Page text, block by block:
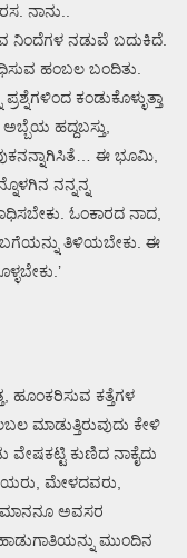
ನಾನು..
ನಿಂದೆಗಳ ನಡುವೆ ಬದುಕಿದೆ.
ಹಂಬಲ ಬಂದಿತು.
ಕಂಡುಕೊಳ್ಳುತ್ತಾ
ಹದ್ದಬಸ್ತು,
ಈ ಭೂಮಿ,
ನನ್ನನ್ನ
ಓಂಕಾರದ ನಾದ,
ಬಗೆಯನ್ನು ತಿಳಿಯಬೇಕು. ಈ
ಕತ್ತೆಗಳ
ಮಾಡುತ್ತಿರುವುದು ಕೇಳಿ
ಕುಣಿದ ನಾಕೈದು
ಮೇಳದವರು,
ಅವಸರ
ಹಾಡುಗಾತಿಯನ್ನು ಮುಂದಿನ